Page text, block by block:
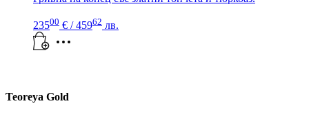
23500 € / 45962 лв.
Teoreya Gold